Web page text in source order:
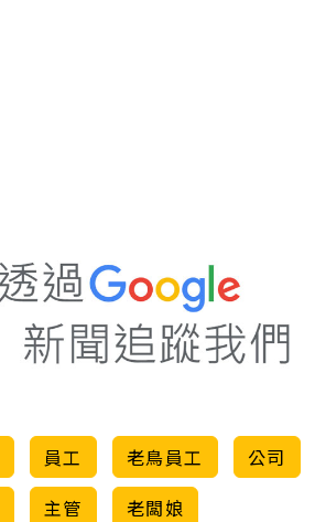
員工 老鳥員工
公司
主管
老闆娘